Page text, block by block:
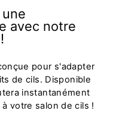
avec notre
pour s'adapter
de cils. Disponible
instantanément
votre salon de cils !